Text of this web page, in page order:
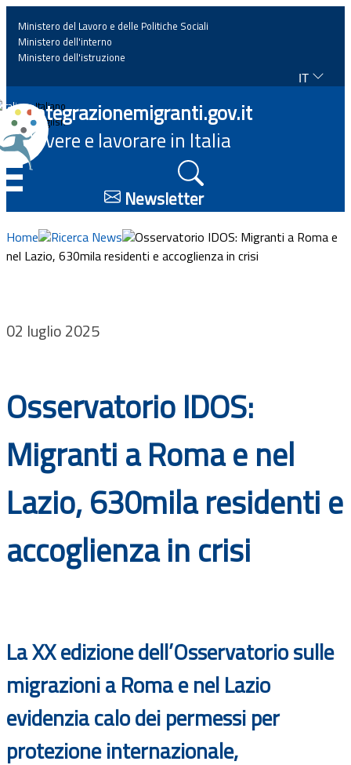
Home
News
Approfondimenti
Eventi
Progetti
Bandi
Guide
Ministero del Lavoro e delle Politiche Sociali
Ministero dell'interno
Ministero dell'istruzione
IT
Italiano
English
Integrazionemigranti.gov.it
Vivere e lavorare in Italia
Newsletter
Home Ricerca News
Osservatorio IDOS: Migranti a Roma e
nel Lazio, 630mila residenti e accoglienza in crisi
02 luglio 2025
Osservatorio IDOS:
Migranti a Roma e nel
Lazio, 630mila residenti e
accoglienza in crisi
La XX edizione dell’Osservatorio sulle
migrazioni a Roma e nel Lazio
evidenzia calo dei permessi per
protezione internazionale,